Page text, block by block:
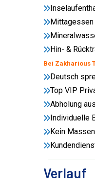
Mittagessen
Hin- &
Bei Zakharious
Deutsch
Top VIP
Abholung
Individuelle
Kein
Verlauf